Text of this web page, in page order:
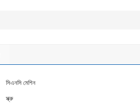
সিএনসি মেশিন
স্ক্রু